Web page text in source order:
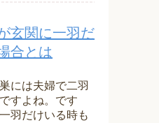
玄関に一羽だ
合とは
には夫婦で二羽
すよね。です
羽だけいる時も